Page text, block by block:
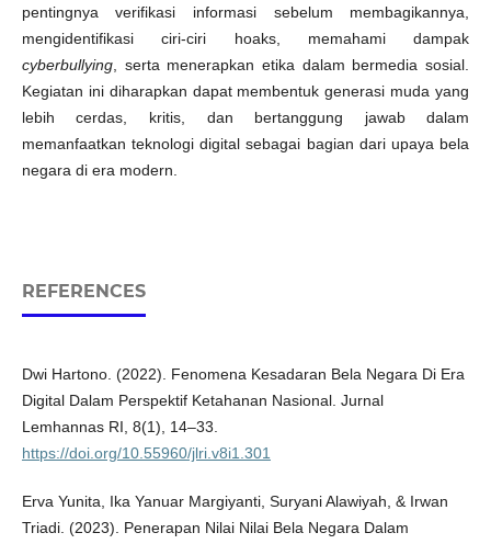
pentingnya verifikasi informasi sebelum membagikannya,
mengidentifikasi ciri-ciri hoaks, memahami dampak
cyberbullying, serta menerapkan etika dalam bermedia sosial.
Kegiatan ini diharapkan dapat membentuk generasi muda yang
lebih cerdas, kritis, dan bertanggung jawab dalam
memanfaatkan teknologi digital sebagai bagian dari upaya bela
negara di era modern.
REFERENCES
Dwi Hartono. (2022). Fenomena Kesadaran Bela Negara Di Era
Digital Dalam Perspektif Ketahanan Nasional. Jurnal
Lemhannas RI, 8(1), 14–33.
https://doi.org/10.55960/jlri.v8i1.301
Erva Yunita, Ika Yanuar Margiyanti, Suryani Alawiyah, & Irwan
Triadi. (2023). Penerapan Nilai Nilai Bela Negara Dalam